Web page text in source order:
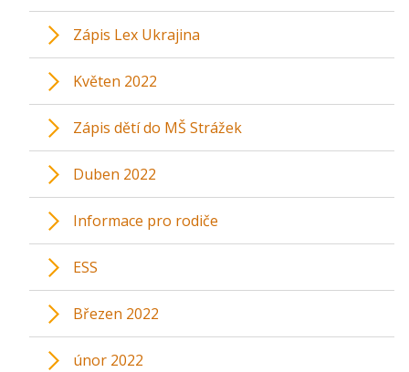
Zápis Lex Ukrajina
Květen 2022
Zápis dětí do MŠ Strážek
Duben 2022
Informace pro rodiče
ESS
Březen 2022
únor 2022